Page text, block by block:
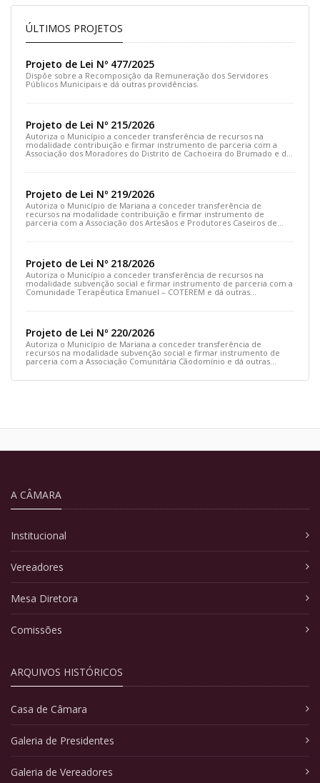
ÚLTIMOS PROJETOS
Projeto de Lei Nº 477/2025
Dispõe sobre a Recomposição da Remuneração dos Servidores
Públicos Municipais e dá outras providências.
Projeto de Lei Nº 215/2026
Autoriza o Município a conceder transferência de recursos na
modalidade contribuição e firmar instrumento de parceria com a
Associação dos Moradores do Distrito de Cachoeira do Brumado e dá
Projeto de Lei Nº 219/2026
Autoriza o Município de Mariana a conceder transferência de
recursos na modalidade contribuição e firmar instrumento de
parceria com a Associação dos Artesãos e Produtores Caseiros de
Projeto de Lei Nº 218/2026
Autoriza o Município a conceder transferência de recursos na
modalidade subvenção social e firmar instrumento de parceria com a
Comunidade Terapêutica Emanuel – COTEREM e dá outras
Projeto de Lei Nº 220/2026
Autoriza o Município de Mariana a conceder transferência de
recursos na modalidade subvenção social e firmar instrumento de
parceria com a Associação Comunitária Cãodomínio e dá outras
A CÂMARA
Institucional
Vereadores
Mesa Diretora
Comissões
ARQUIVOS HISTÓRICOS
Casa de Câmara
Galeria de Presidentes
Galeria de Vereadores